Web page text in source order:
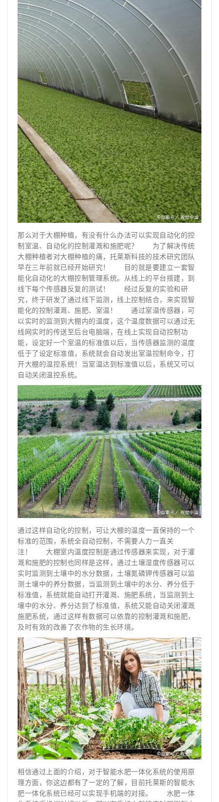
那么对于大棚种植，有没有什么办法可以实现自动化的控
制室温、自动化的控制灌溉和施肥呢？ 为了解决传统
大棚种植者对大棚种植的痛，托莱斯科技的技术研究团队
早在三年前就已经开始研究！ 目的就是要建立一套智
能化自动化的大棚控制管理系统。从线上的平台搭建，到
线下每个传感器反复的测试！ 经过反复的实验和研
究，终于研发了通过线下监测，线上控制结合，来实现智
能化的控制灌溉、施肥、室温！ 通过室温传感器，可
以实时的监测到大棚内的温度，这个温度数据可以通过无
线网实时的传送至后台电脑端，在线上实现自动控制功
能，设定好一个室温的标准值以后，当传感器监测的温度
低于了设定标准值，系统就会自动发出室温控制命令，打
开大棚的温控系统！当室温达到标准值以后，系统又可以
自动关闭温控系统。
通过这样自动化的控制，可让大棚的温度一直保持的一个
标准的范围，系统全自动控制，不需要人力一直关
注！ 大棚室内温度控制是通过传感器来实现，对于灌
溉和施肥的控制也同样是这样，通过土壤湿度传感器可以
实时监测到土壤中的水分数据，土壤氮磷钾传感器可以监
测土壤中的养分数据，当监测到土壤中的水分、养分低于
标准值，系统就能自动打开灌溉、施肥系统，当监测到土
壤中的水分、养分达到了标准值，系统又能自动关闭灌溉
施肥系统，通过这样有数据可以依靠的控制灌溉和施肥，
及时有效的改善了农作物的生长环境。
相信通过上面的介绍，对于智能水肥一体化系统的使用原
理方面，你这边都有了一定的了解，目前托莱斯的智能水
肥一体化系统已经可以实现手机端的对接。 水肥一体